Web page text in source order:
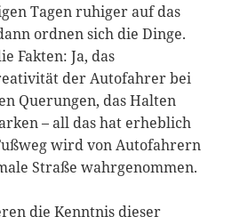
Tagen ruhiger auf das
ordnen sich die Dinge.
Fakten: Ja, das
der Autofahrer bei
Querungen, das Halten
– all das hat erheblich
wird von Autofahrern
Straße wahrgenommen.
die Kenntnis dieser